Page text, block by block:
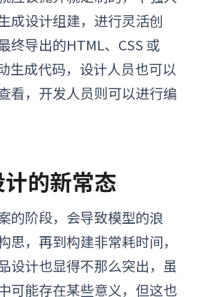
成设计组建，进行灵活创
终导出的HTML、CSS 或
生成代码，设计人员也可以
看，开发人员则可以进行编
的新常态
的阶段，会导致模型的浪
思，再到构建非常耗时间，
设计也显得不那么突出，虽
可能存在某些意义，但这也